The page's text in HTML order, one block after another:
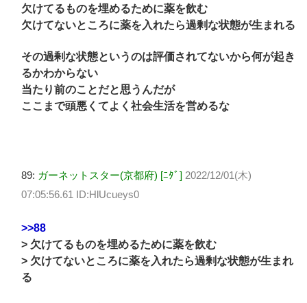
欠けてるものを埋めるために薬を飲む
欠けてないところに薬を入れたら過剰な状態が生まれる
その過剰な状態というのは評価されてないから何が起き
るかわからない
当たり前のことだと思うんだが
ここまで頭悪くてよく社会生活を営めるな
89: ガーネットスター(京都府) [ﾆﾀﾞ] 2022/12/01(木)
07:05:56.61 ID:HlUcueys0
>>88
> 欠けてるものを埋めるために薬を飲む
> 欠けてないところに薬を入れたら過剰な状態が生まれ
る